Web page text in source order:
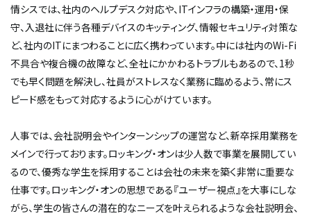
情シスでは、社内のヘルプデスク対応や、ITインフラの構築・運用・保
守、入退社に伴う各種デバイスのキッティング、情報セキュリティ対策な
ど、社内のITにまつわることに広く携わっています。中には社内のWi-Fi
不具合や複合機の故障など、全社にかかわるトラブルもあるので、1秒
でも早く問題を解決し、社員がストレスなく業務に臨めるよう、常にス
ピード感をもって対応するように心がけています。
人事では、会社説明会やインターンシップの運営など、新卒採用業務を
メインで行っております。ロッキング・オンは少人数で事業を展開してい
るので、優秀な学生を採用することは会社の未来を築く非常に重要な
仕事です。ロッキング・オンの思想である『ユーザー視点』を大事にしな
がら、学生の皆さんの潜在的なニーズを叶えられるような会社説明会、